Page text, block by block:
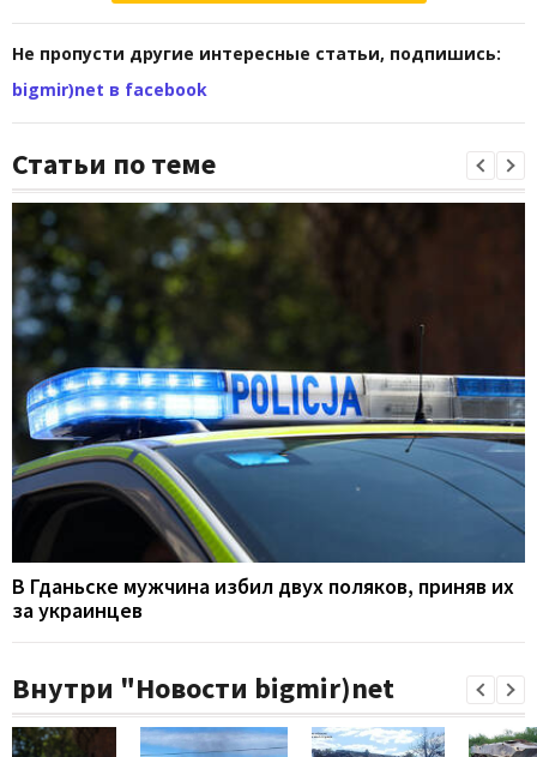
Не пропусти другие интересные статьи, подпишись:
bigmir)net в facebook
Статьи по теме
В Гданьске мужчина избил двух поляков, приняв их
за украинцев
Внутри "Новости bigmir)net